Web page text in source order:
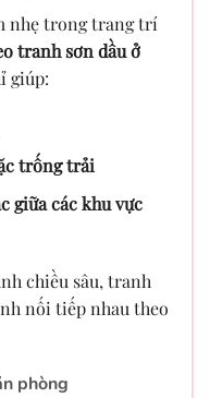
nhẹ trong trang trí
tranh sơn dầu ở
giúp:
trống trải
giữa các khu vực
chiều sâu, tranh
nối tiếp nhau theo
phòng